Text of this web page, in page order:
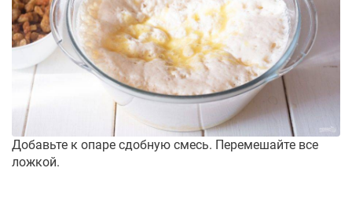
Добавьте к опаре сдобную смесь. Перемешайте все
ложкой.